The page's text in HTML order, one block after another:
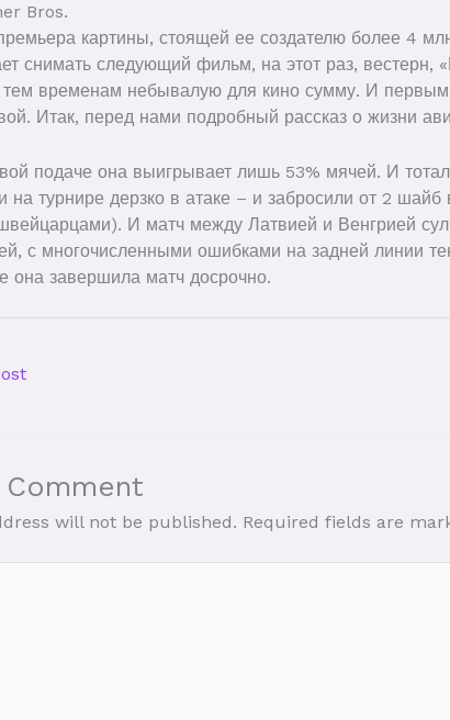
Bros.
картины, стоящей ее создателю более 4
снимать следующий фильм, на этот раз, вестерн,
временам небывалую для кино сумму. И
Итак, перед нами подробный рассказ о жизни
подаче она выигрывает лишь 53% мячей. И
на турнире дерзко в атаке – и забросили от 2
И матч между Латвией и Венгрией
с многочисленными ошибками на задней линии
она завершила матч досрочно.
Comment
will not be published. Required fields are